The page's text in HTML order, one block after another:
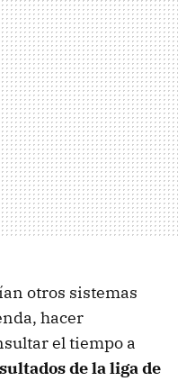
otros sistemas
hacer
el tiempo a
de la liga de